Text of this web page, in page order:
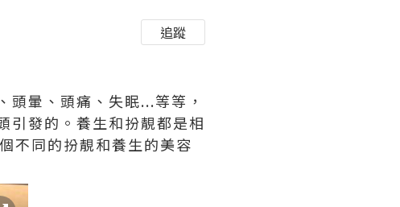
追蹤
頭暈、頭痛、失眠...等等，
引發的。養生和扮靚都是相
不同的扮靚和養生的美容